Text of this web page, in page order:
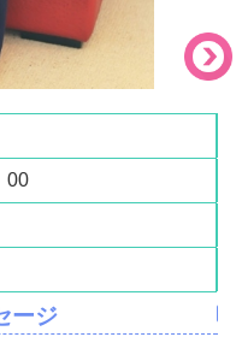
00
ージ